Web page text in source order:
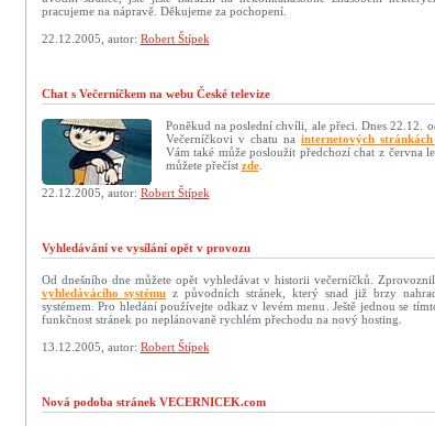
pracujeme na nápravě. Děkujeme za pochopení.
22.12.2005, autor: Robert Štípek
Chat s Večerníčkem na webu České televize
Poněkud na poslední chvíli, ale přeci. Dnes 22.12.
Večerníčkovi v chatu na internetových stránkách
Vám také může posloužit předchozí chat z června
můžete přečíst zde.
22.12.2005, autor: Robert Štípek
Vyhledávání ve vysílání opět v provozu
Od dnešního dne můžete opět vyhledávat v historii večerníčků.
vyhledávácího systému z původních stránek, který snad již brzy
systémem. Pro hledání používejte odkaz v levém menu. Ještě jednou se
funkčnost stránek po neplánovaně rychlém přechodu na nový hosting.
13.12.2005, autor: Robert Štípek
Nová podoba stránek VECERNICEK.com